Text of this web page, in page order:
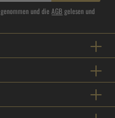
und dieAGBgelesen und